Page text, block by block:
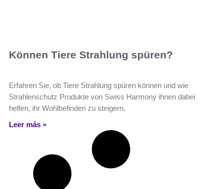
Können Tiere Strahlung spüren?
Erfahren Sie, ob Tiere Strahlung spüren können und wie
Strahlenschutz Produkte von Swiss Harmony ihnen dabei
helfen, ihr Wohlbefinden zu steigern.
Leer más »